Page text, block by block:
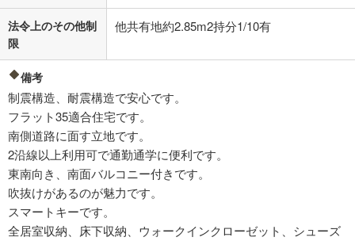
法令上のその他制
限
他共有地約2.85m2持分1/10有
備考
制震構造、耐震構造で安心です。
フラット35適合住宅です。
南側道路に面す立地です。
2沿線以上利用可で通勤通学に便利です。
東南向き、南面バルコニー付きです。
吹抜けがあるのが魅力です。
スマートキーです。
全居室収納、床下収納、ウォークインクローゼット、シューズ